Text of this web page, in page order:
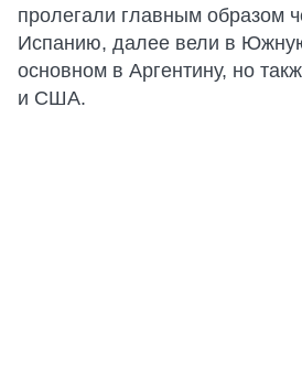
пролегали главным образом
Испанию, далее вели в
основном в Аргентину, но
и США.